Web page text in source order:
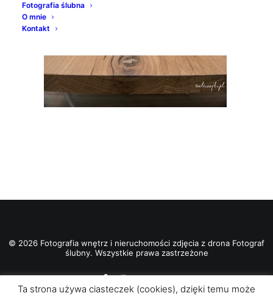
Fotografia ślubna
O mnie
Kontakt
© 2026 Fotografia wnętrz i nieruchomości zdjęcia z drona Fotograf
ślubny. Wszystkie prawa zastrzeżone
Ta strona używa ciasteczek (cookies), dzięki temu może